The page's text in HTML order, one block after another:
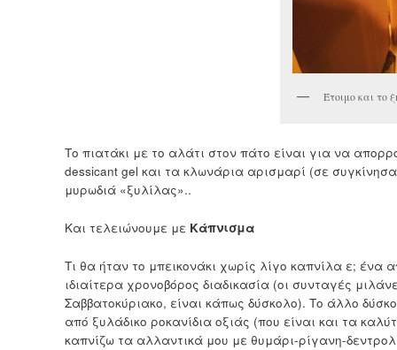
Έτοιμο και το
Το πιατάκι με το αλάτι στον πάτο είναι για να
dessicant gel και τα κλωνάρια αρισμαρί (σε
μυρωδιά «ξυλίλας»..
Και τελειώνουμε με Κάπνισμα
Τι θα ήταν το μπεικονάκι χωρίς λίγο καπνίλα ε;
ιδιαίτερα χρονοβόρος διαδικασία (οι συνταγές
Σαββατοκύριακο, είναι κάπως δύσκολο). Το άλλο
από ξυλάδικο ροκανίδια οξιάς (που είναι και τα
καπνίζω τα αλλαντικά μου με θυμάρι-ρίγανη-